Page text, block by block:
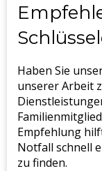
Haben Sie
unserer Arbeit
Empfehlung
Notfall schnell
zu finden.